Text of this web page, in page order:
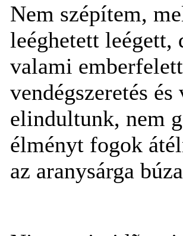
Nem szépítem,
leéghetett leégett,
valami
vendégszeretés
elindultunk, nem
élményt fogok
az aranysárga